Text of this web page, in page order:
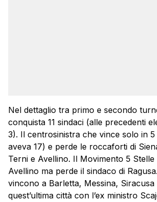
Nel dettaglio tra primo e secondo
conquista 11 sindaci (alle precedenti
3). Il centrosinistra che vince solo in
aveva 17) e perde le roccaforti di
Terni e Avellino. Il Movimento 5 Stelle
Avellino ma perde il sindaco di
vincono a Barletta, Messina,
quest’ultima città con l’ex ministro